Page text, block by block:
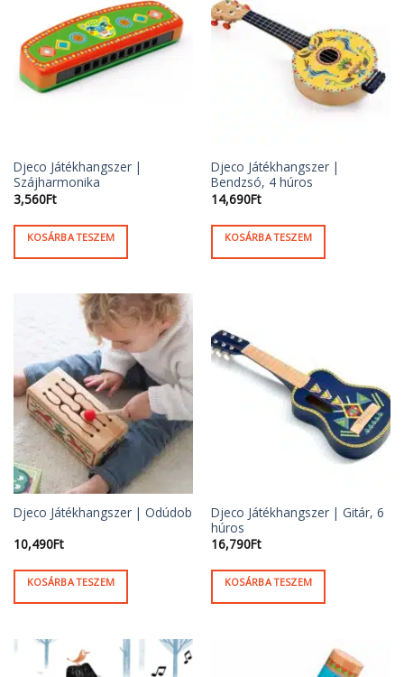
Djeco Játékhangszer |
Szájharmonika
3,560Ft
KOSÁRBA TESZEM
Djeco Játékhangszer |
Bendzsó, 4 húros
14,690Ft
KOSÁRBA TESZEM
Djeco Játékhangszer | Odúdob
10,490Ft
KOSÁRBA TESZEM
Djeco Játékhangszer | Gitár, 6
húros
16,790Ft
KOSÁRBA TESZEM